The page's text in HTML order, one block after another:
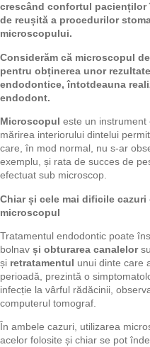
crescând confortul
de reușită a procedurilor
microscopului.
Considerăm că microscopul
pentru obținerea unor
endodontice, întotdeauna
endodont.
Microscopul este un
mărirea interiorului dintelui
care, în mod normal, nu s-ar
exemplu, și rata de succes de
efectuat sub microscop.
Chiar și cele mai dificile
microscopul
Tratamentul endodontic poate
bolnav și obturarea canalelor
și retratamentul unui dinte care
perioadă, prezintă o
infecție la vârful rădăcinii,
computerul tomograf.
În ambele cazuri, utilizarea
acelor folosite și chiar se pot